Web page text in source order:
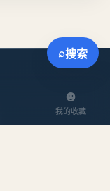
☻
我的收藏
⌕搜索